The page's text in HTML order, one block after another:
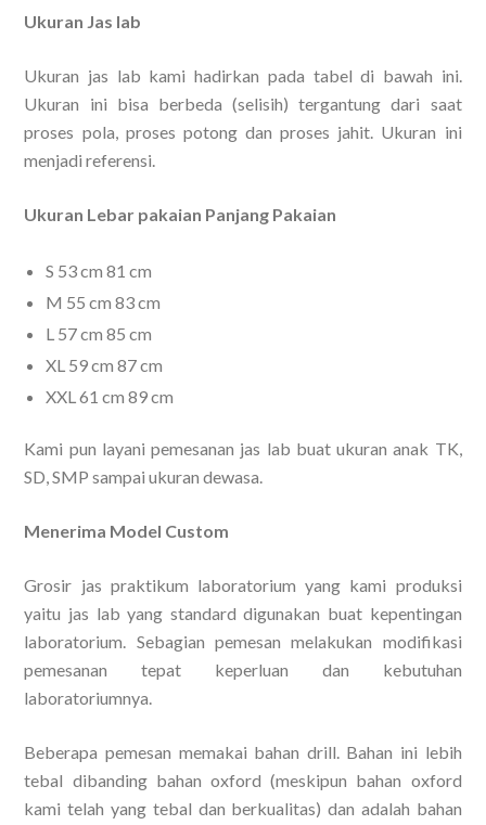
Ukuran Jas lab
Ukuran jas lab kami hadirkan pada tabel di bawah ini.
Ukuran ini bisa berbeda (selisih) tergantung dari saat
proses pola, proses potong dan proses jahit. Ukuran ini
menjadi referensi.
Ukuran Lebar pakaian Panjang Pakaian
S 53 cm 81 cm
M 55 cm 83 cm
L 57 cm 85 cm
XL 59 cm 87 cm
XXL 61 cm 89 cm
Kami pun layani pemesanan jas lab buat ukuran anak TK,
SD, SMP sampai ukuran dewasa.
Menerima Model Custom
Grosir jas praktikum laboratorium yang kami produksi
yaitu jas lab yang standard digunakan buat kepentingan
laboratorium. Sebagian pemesan melakukan modifikasi
pemesanan tepat keperluan dan kebutuhan
laboratoriumnya.
Beberapa pemesan memakai bahan drill. Bahan ini lebih
tebal dibanding bahan oxford (meskipun bahan oxford
kami telah yang tebal dan berkualitas) dan adalah bahan